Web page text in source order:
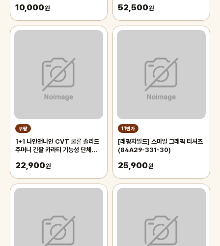
10,000원 52,500원
쿠팡
1+1 나인앤나인 CVT 쿨론 솔리드
주머니 긴팔 카라티 기능성 단체복
22,900원
11번가
[래핑차일드] 스마일 그래픽 티셔츠
(84A29-331-30)
25,900원